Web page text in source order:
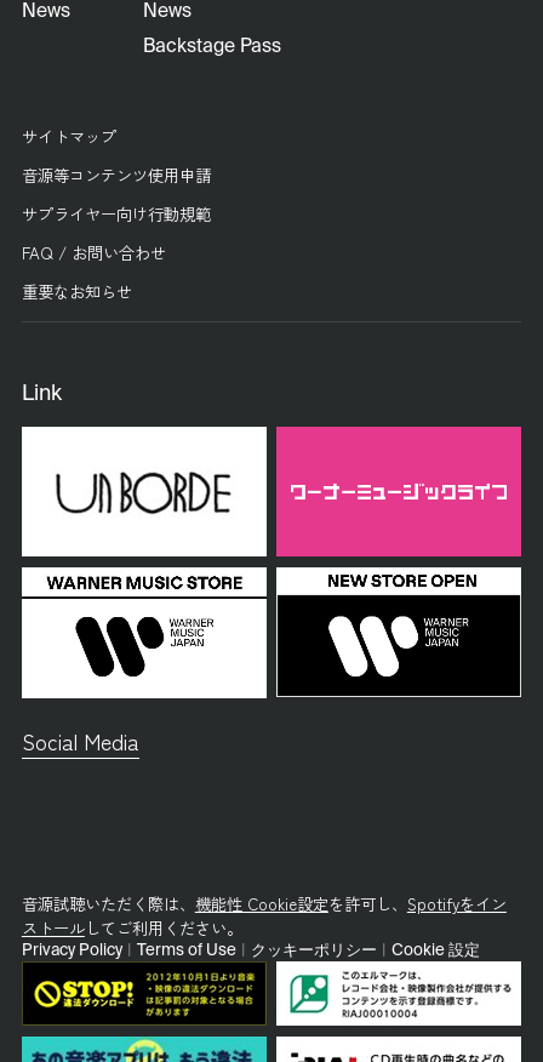
News
News
Backstage Pass
サイトマップ
音源等コンテンツ使用申請
サプライヤー向け行動規範
FAQ / お問い合わせ
重要なお知らせ
Link
Social Media
音源試聴いただく際は、 機能性 Cookie設定を許可し、 Spotifyをイン
ストールしてご利用ください。
Privacy Policy Terms of Use クッキーポリシー Cookie 設定